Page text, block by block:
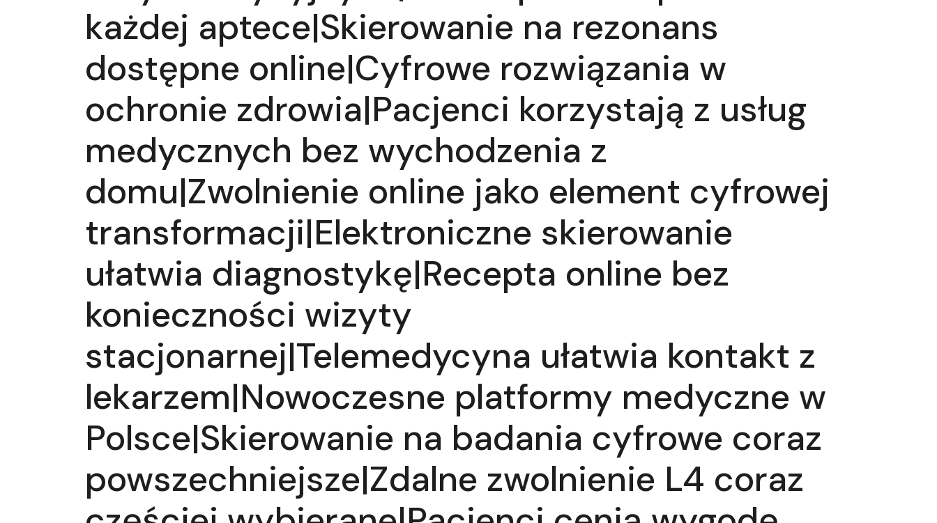
każdej aptece|Skierowanie na rezonans
dostępne online|Cyfrowe rozwiązania w
ochronie zdrowia|Pacjenci korzystają z usług
medycznych bez wychodzenia z
domu|Zwolnienie online jako element cyfrowej
transformacji|Elektroniczne skierowanie
ułatwia diagnostykę|Recepta online bez
konieczności wizyty
stacjonarnej|Telemedycyna ułatwia kontakt z
lekarzem|Nowoczesne platformy medyczne w
Polsce|Skierowanie na badania cyfrowe coraz
powszechniejsze|Zdalne zwolnienie L4 coraz